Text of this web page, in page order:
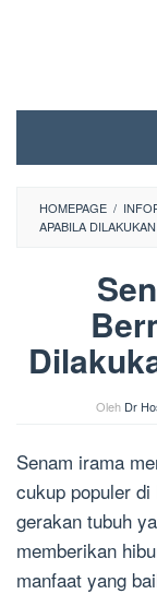
HOMEPAGE /
APABILA
Oleh Dr
Senam irama
cukup populer
gerakan tubuh
memberikan
manfaat yang